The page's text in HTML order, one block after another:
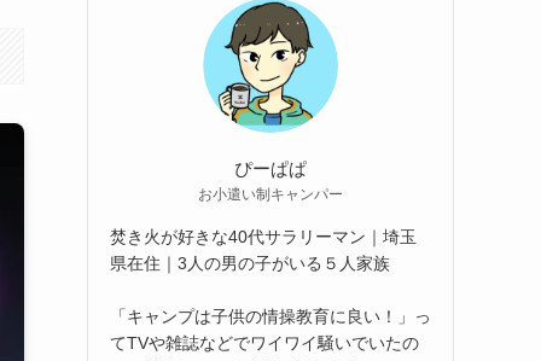
ぴーぱぱ
お小遣い制キャンパー
焚き火が好きな40代サラリーマン｜埼玉
県在住｜3人の男の子がいる５人家族
「キャンプは子供の情操教育に良い！」っ
てTVや雑誌などでワイワイ騒いでいたの